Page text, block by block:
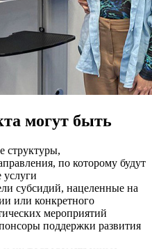
могут быть
структуры,
по которому будут
услуги
субсидий, нацеленные на
или конкретного
мероприятий
поддержки развития